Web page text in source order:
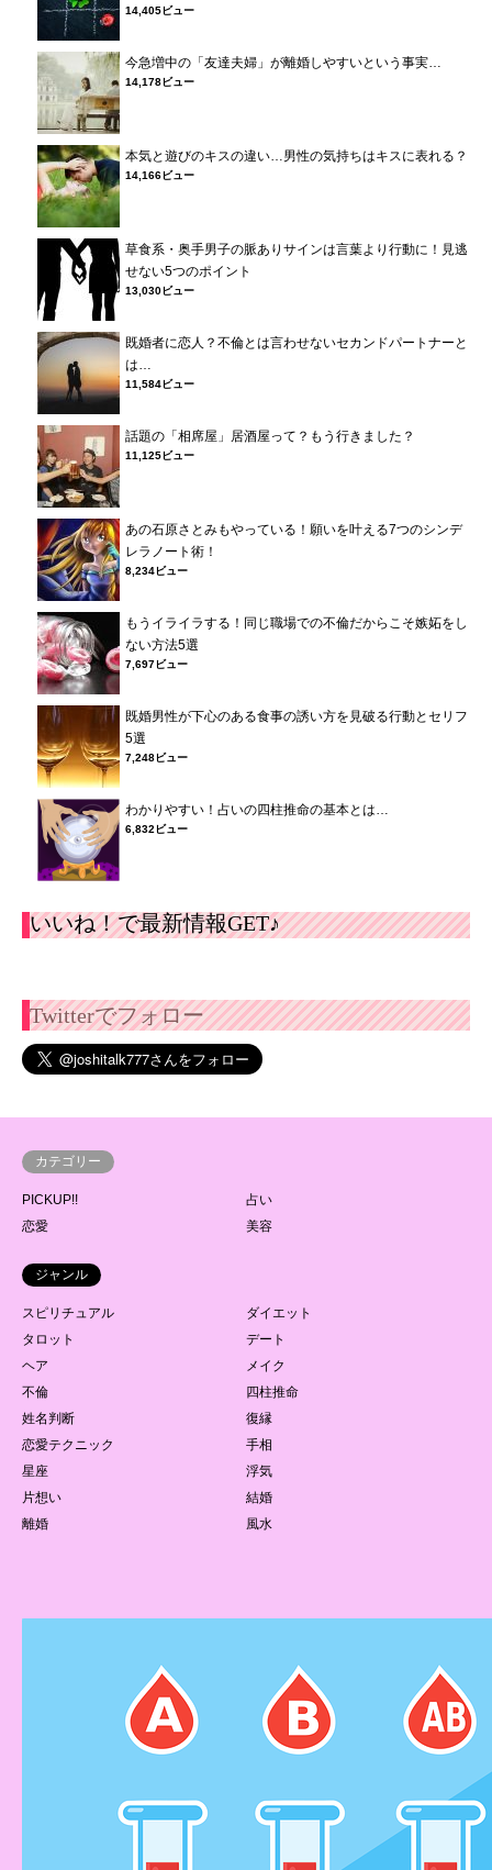
14,405ビュー
今急増中の「友達夫婦」が離婚しやすいという事実…
14,178ビュー
本気と遊びのキスの違い…男性の気持ちはキスに表れる？
14,166ビュー
草食系・奥手男子の脈ありサインは言葉より行動に！見逃
せない5つのポイント
13,030ビュー
既婚者に恋人？不倫とは言わせないセカンドパートナーと
は…
11,584ビュー
話題の「相席屋」居酒屋って？もう行きました？
11,125ビュー
あの石原さとみもやっている！願いを叶える7つのシンデ
レラノート術！
8,234ビュー
もうイライラする！同じ職場での不倫だからこそ嫉妬をし
ない方法5選
7,697ビュー
既婚男性が下心のある食事の誘い方を見破る行動とセリフ
5選
7,248ビュー
わかりやすい！占いの四柱推命の基本とは…
6,832ビュー
いいね！で最新情報GET♪
Twitterでフォロー
カテゴリー
PICKUP!!
占い
恋愛
美容
ジャンル
スピリチュアル
ダイエット
タロット
デート
ヘア
メイク
不倫
四柱推命
姓名判断
復縁
恋愛テクニック
手相
星座
浮気
片想い
結婚
離婚
風水